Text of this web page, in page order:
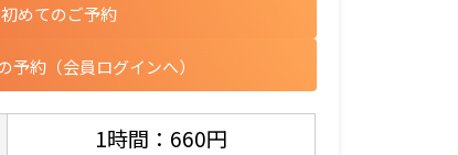
初めてのご予約
予約（会員ログインへ）
1時間：660円